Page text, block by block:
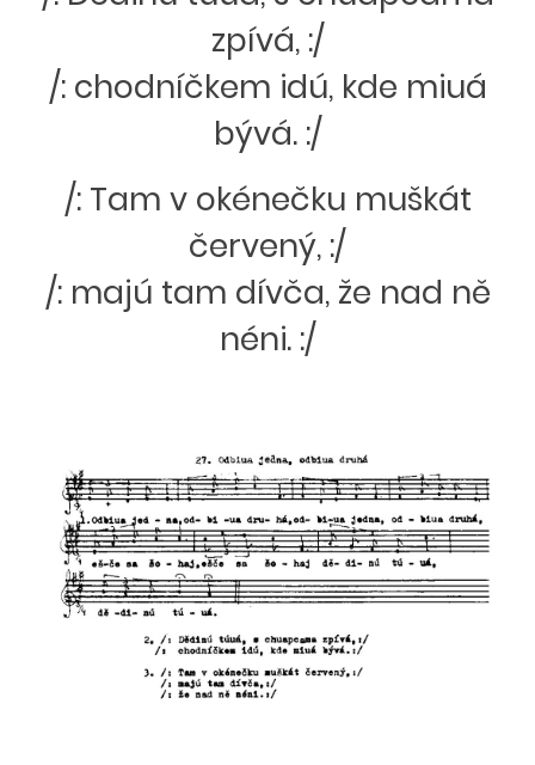
zpívá, :/
/: chodníčkem idú, kde miuá
bývá. :/
/: Tam v okénečku muškát
červený, :/
/: majú tam dívča, že nad ně
néni. :/